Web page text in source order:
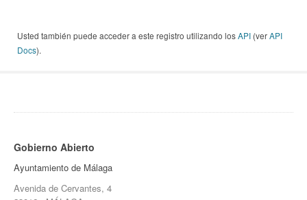
Usted también puede acceder a este registro utilizando losAPI (verAPI
Docs).
Gobierno Abierto
Ayuntamiento de Málaga
Avenida de Cervantes, 4